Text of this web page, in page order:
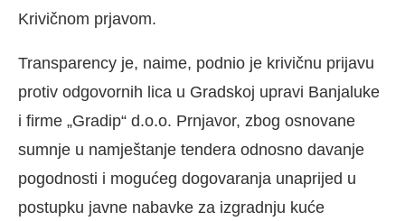
Krivičnom prjavom.
Transparency je, naime, podnio je krivičnu prijavu
protiv odgovornih lica u Gradskoj upravi Banjaluke
i firme „Gradip“ d.o.o. Prnjavor, zbog osnovane
sumnje u namještanje tendera odnosno davanje
pogodnosti i mogućeg dogovaranja unaprijed u
postupku javne nabavke za izgradnju kuće